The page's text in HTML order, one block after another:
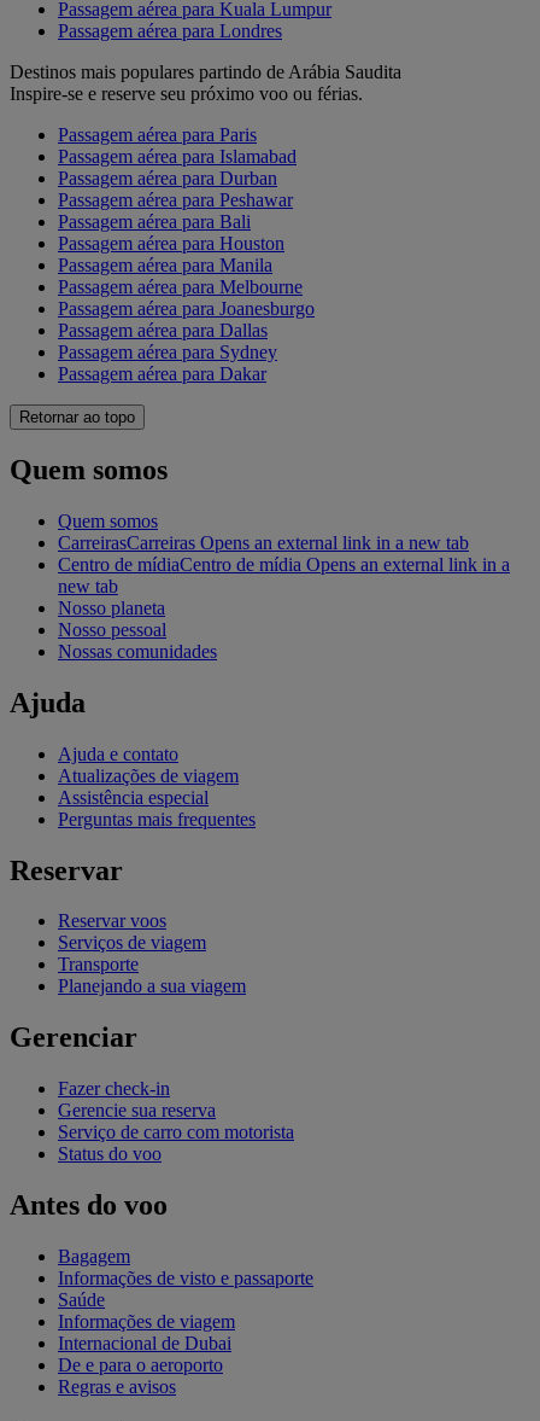
Passagem aérea para Kuala Lumpur
Passagem aérea para Londres
Destinos mais populares partindo de Arábia Saudita
Inspire-se e reserve seu próximo voo ou férias.
Passagem aérea para Paris
Passagem aérea para Islamabad
Passagem aérea para Durban
Passagem aérea para Peshawar
Passagem aérea para Bali
Passagem aérea para Houston
Passagem aérea para Manila
Passagem aérea para Melbourne
Passagem aérea para Joanesburgo
Passagem aérea para Dallas
Passagem aérea para Sydney
Passagem aérea para Dakar
Retornar ao topo
Quem somos
Quem somos
CarreirasCarreiras Opens an external link in a new tab
Centro de mídiaCentro de mídia Opens an external link in a
new tab
Nosso planeta
Nosso pessoal
Nossas comunidades
Ajuda
Ajuda e contato
Atualizações de viagem
Assistência especial
Perguntas mais frequentes
Reservar
Reservar voos
Serviços de viagem
Transporte
Planejando a sua viagem
Gerenciar
Fazer check-in
Gerencie sua reserva
Serviço de carro com motorista
Status do voo
Antes do voo
Bagagem
Informações de visto e passaporte
Saúde
Informações de viagem
Internacional de Dubai
De e para o aeroporto
Regras e avisos